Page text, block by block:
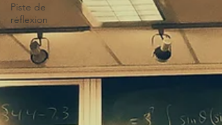
Piste de
réflexion